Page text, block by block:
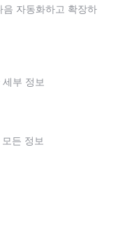
자동화하고 확장하
부 정보
든 정보